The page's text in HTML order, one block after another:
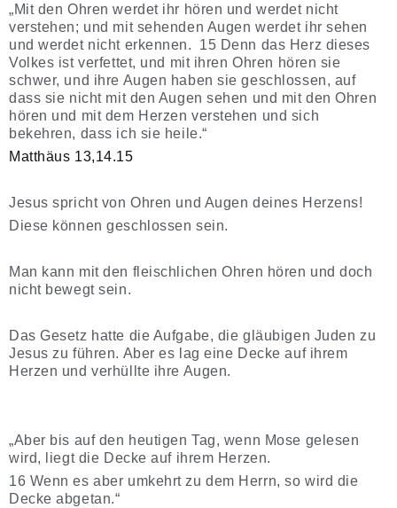
„Mit den Ohren werdet ihr hören und werdet nicht
verstehen; und mit sehenden Augen werdet ihr sehen
und werdet nicht erkennen. 15 Denn das Herz dieses
Volkes ist verfettet, und mit ihren Ohren hören sie
schwer, und ihre Augen haben sie geschlossen, auf
dass sie nicht mit den Augen sehen und mit den Ohren
hören und mit dem Herzen verstehen und sich
bekehren, dass ich sie heile.“
Matthäus 13,14.15
Jesus spricht von Ohren und Augen deines Herzens!
Diese können geschlossen sein.
Man kann mit den fleischlichen Ohren hören und doch
nicht bewegt sein.
Das Gesetz hatte die Aufgabe, die gläubigen Juden zu
Jesus zu führen. Aber es lag eine Decke auf ihrem
Herzen und verhüllte ihre Augen.
„Aber bis auf den heutigen Tag, wenn Mose gelesen
wird, liegt die Decke auf ihrem Herzen.
16 Wenn es aber umkehrt zu dem Herrn, so wird die
Decke abgetan.“